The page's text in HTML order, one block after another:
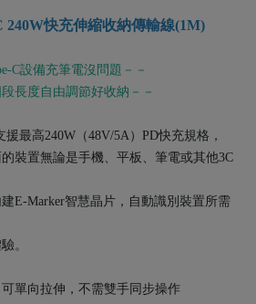
240W快充伸縮收納傳輸線(1M)
C設備充筆電沒問題－－
長度自由調節好收納－－
援最高240W（48V/5A）PD快充規格，
裝置無論是手機、平板、筆電或其他3C
E-Marker智慧晶片，自動識別裝置所需
。
單向拉伸，不需雙手同步操作